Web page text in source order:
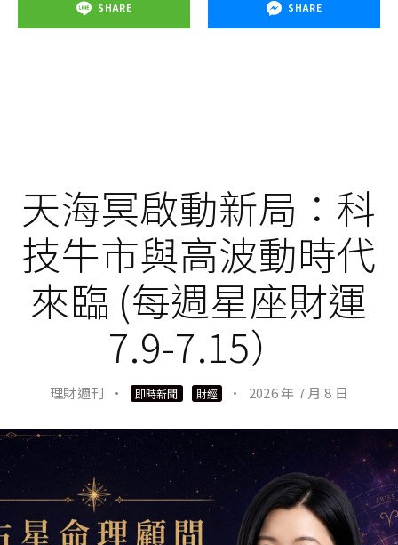
SHARE SHARE
天海冥啟動新局：科
技牛市與高波動時代
來臨 (每週星座財運
7.9-7.15）
理財週刊 · 即時新聞 財經 · 2026 年 7 月 8 日